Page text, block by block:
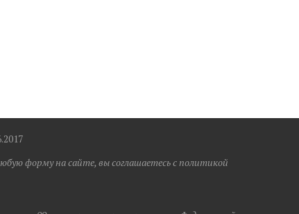
форму на сайте, вы соглашаетесь с политикой